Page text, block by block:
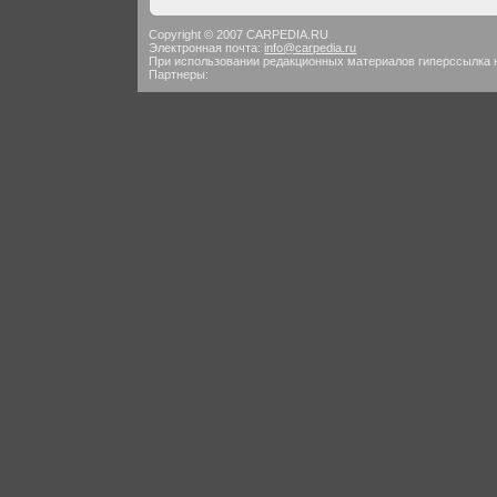
Copyright © 2007 CARPEDIA.RU
Электронная почта: info@carpedia.ru
При использовании редакционных материалов гиперссылка
Партнеры: